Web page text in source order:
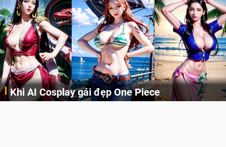
Khi AI Cosplay gái đẹp One Piece